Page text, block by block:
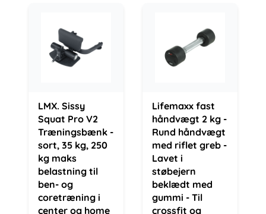
LMX. Sissy
Squat Pro V2
Træningsbænk -
sort, 35 kg, 250
kg maks
belastning til
ben- og
coretræning i
center og home
Lifemaxx fast
håndvægt 2 kg -
Rund håndvægt
med riflet greb -
Lavet i
støbejern
beklædt med
gummi - Til
crossfit og